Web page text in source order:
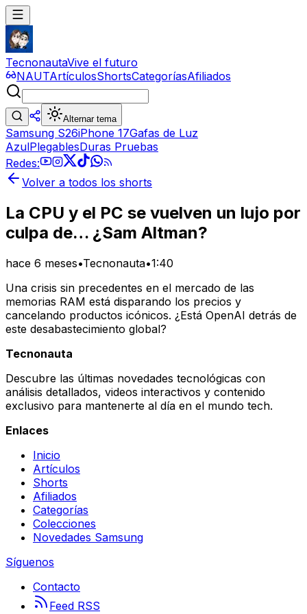
TecnonautaVive el futuro
NAUTArtículosShortsCategoríasAfiliados
Alternar tema
Samsung S26iPhone 17Gafas de Luz
AzulPlegablesDuras Pruebas
Redes:
Volver a todos los shorts
La CPU y el PC se vuelven un lujo por
culpa de… ¿Sam Altman?
hace 6 meses•Tecnonauta•1:40
Una crisis sin precedentes en el mercado de las
memorias RAM está disparando los precios y
cancelando productos icónicos. ¿Está OpenAI detrás de
este desabastecimiento global?
Tecnonauta
Descubre las últimas novedades tecnológicas con
análisis detallados, videos interactivos y contenido
exclusivo para mantenerte al día en el mundo tech.
Enlaces
Inicio
Artículos
Shorts
Afiliados
Categorías
Colecciones
Novedades Samsung
Síguenos
Contacto
Feed RSS